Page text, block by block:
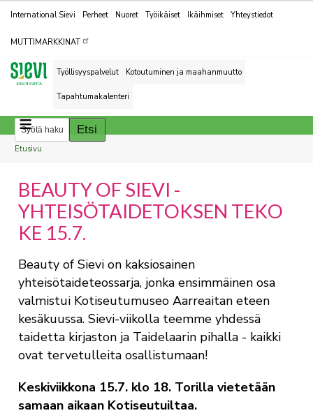
Kohderyhmät
International Sievi Perheet Nuoret Työikäiset Ikäihmiset Yhteystiedot
MUTTIMARKKINAT
Työllisyyspalvelut Kotoutuminen ja maahanmuutto
Tapahtumakalenteri
Breadcrumbs
You
here:
Etusivu
BEAUTY OF SIEVI -
YHTEISÖTAIDETOKSEN TEKO
KE 15.7.
Beauty of Sievi on kaksiosainen
yhteisötaideteossarja, jonka ensimmäinen osa
valmistui Kotiseutumuseo Aarreaitan eteen
kesäkuussa. Sievi-viikolla teemme yhdessä
taidetta kirjaston ja Taidelaarin pihalla - kaikki
ovat tervetulleita osallistumaan!
Keskiviikkona 15.7. klo 18. Torilla vietetään
samaan aikaan Kotiseutuiltaa.